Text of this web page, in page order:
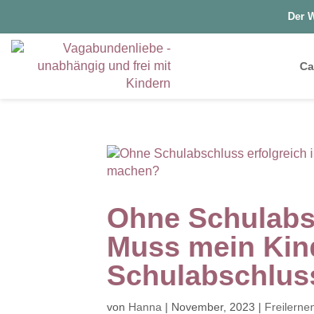
Der
Ohne
Muss mein
von Hanna | November, 2023 |